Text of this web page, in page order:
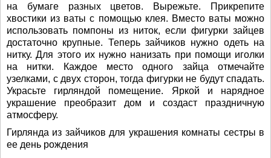
на бумаге разных цветов. Вырежьте. Прикрепите
хвостики из ваты с помощью клея. Вместо ваты можно
использовать помпоны из ниток, если фигурки зайцев
достаточно крупные. Теперь зайчиков нужно одеть на
нитку. Для этого их нужно нанизать при помощи иголки
на нитки. Каждое место одного зайца отмечайте
узелками, с двух сторон, тогда фигурки не будут спадать.
Украсьте гирляндой помещение. Яркой и нарядное
украшение преобразит дом и создаст праздничную
атмосферу.
Гирлянда из зайчиков для украшения комнаты сестры в
ее день рождения